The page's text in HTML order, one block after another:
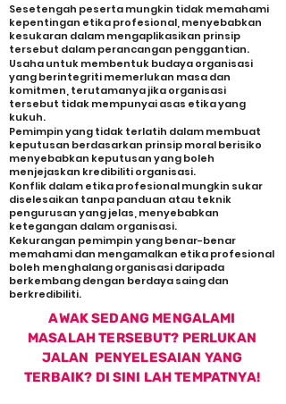
Sesetengah peserta mungkin tidak memahami
kepentingan etika profesional, menyebabkan
kesukaran dalam mengaplikasikan prinsip
tersebut dalam perancangan penggantian.
Usaha untuk membentuk budaya organisasi
yang berintegriti memerlukan masa dan
komitmen, terutamanya jika organisasi
tersebut tidak mempunyai asas etika yang
kukuh.
Pemimpin yang tidak terlatih dalam membuat
keputusan berdasarkan prinsip moral berisiko
menyebabkan keputusan yang boleh
menjejaskan kredibiliti organisasi.
Konflik dalam etika profesional mungkin sukar
diselesaikan tanpa panduan atau teknik
pengurusan yang jelas, menyebabkan
ketegangan dalam organisasi.
Kekurangan pemimpin yang benar-benar
memahami dan mengamalkan etika profesional
boleh menghalang organisasi daripada
berkembang dengan berdaya saing dan
berkredibiliti.
AWAK SEDANG MENGALAMI
MASALAH TERSEBUT? PERLUKAN
JALAN PENYELESAIAN YANG
TERBAIK? DI SINI LAH TEMPATNYA!